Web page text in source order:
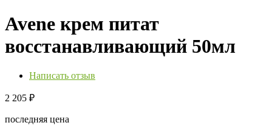
Avene крем питат
восстанавливающий 50мл
Написать отзыв
2 205 ₽
последняя цена